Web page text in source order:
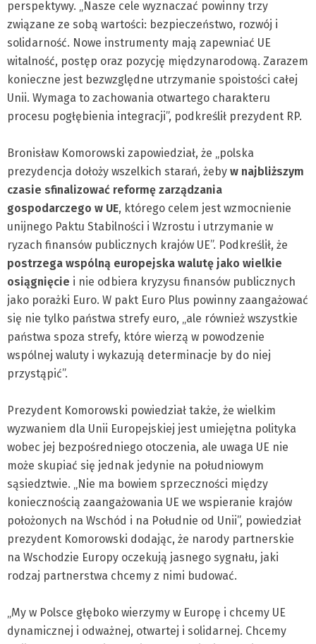
perspektywy. „Nasze cele wyznaczać powinny trzy
związane ze sobą wartości: bezpieczeństwo, rozwój i
solidarność. Nowe instrumenty mają zapewniać UE
witalność, postęp oraz pozycję międzynarodową. Zarazem
konieczne jest bezwzględne utrzymanie spoistości całej
Unii. Wymaga to zachowania otwartego charakteru
procesu pogłębienia integracji”, podkreślił prezydent RP.
Bronisław Komorowski zapowiedział, że „polska
prezydencja dołoży wszelkich starań, żeby w najbliższym
czasie sfinalizować reformę zarządzania
gospodarczego w UE, którego celem jest wzmocnienie
unijnego Paktu Stabilności i Wzrostu i utrzymanie w
ryzach finansów publicznych krajów UE”. Podkreślił, że
postrzega wspólną europejska walutę jako wielkie
osiągnięcie i nie odbiera kryzysu finansów publicznych
jako porażki Euro. W pakt Euro Plus powinny zaangażować
się nie tylko państwa strefy euro, „ale również wszystkie
państwa spoza strefy, które wierzą w powodzenie
wspólnej waluty i wykazują determinacje by do niej
przystąpić”.
Prezydent Komorowski powiedział także, że wielkim
wyzwaniem dla Unii Europejskiej jest umiejętna polityka
wobec jej bezpośredniego otoczenia, ale uwaga UE nie
może skupiać się jednak jedynie na południowym
sąsiedztwie. „Nie ma bowiem sprzeczności między
koniecznością zaangażowania UE we wspieranie krajów
położonych na Wschód i na Południe od Unii”, powiedział
prezydent Komorowski dodając, że narody partnerskie
na Wschodzie Europy oczekują jasnego sygnału, jaki
rodzaj partnerstwa chcemy z nimi budować.
„My w Polsce głęboko wierzymy w Europę i chcemy UE
dynamicznej i odważnej, otwartej i solidarnej. Chcemy